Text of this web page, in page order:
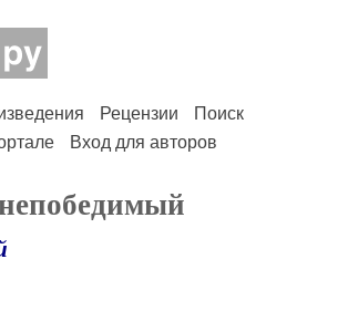
Рецензии
Поиск
Вход для авторов